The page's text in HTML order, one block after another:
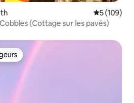
Évaluation
5 (109)
(Cottage sur les pavés)
les plus appréciés